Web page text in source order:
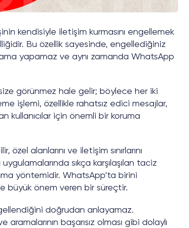
kendisiyle iletişim kurmasını engellemek
Bu özellik sayesinde, engellediğiniz
yapamaz ve aynı zamanda WhatsApp
görünmez hale gelir; böylece her iki
işlemi, özellikle rahatsız edici mesajlar,
kullanıcılar için önemli bir koruma
alanlarını ve iletişim sınırlarını
sıkça karşılaşılan taciz
yöntemidir. WhatsApp’ta birini
büyük önem veren bir süreçtir.
doğrudan anlayamaz.
başarısız olması gibi dolaylı